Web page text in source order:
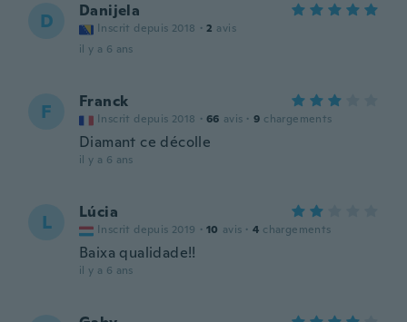
D Danijela
Inscrit depuis 2018 · 2 avis
il y a 6 ans
F Franck
Inscrit depuis 2018 · 66 avis · 9 chargements
Diamant ce décolle
il y a 6 ans
L Lúcia
Inscrit depuis 2019 · 10 avis · 4 chargements
Baixa qualidade!!
il y a 6 ans